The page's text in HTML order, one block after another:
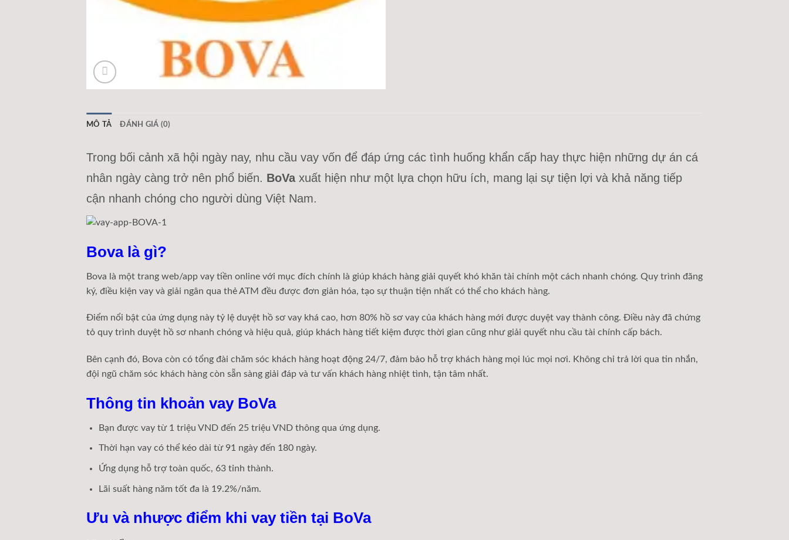
MÔ TẢ ĐÁNH GIÁ (0)
Trong bối cảnh xã hội ngày nay, nhu cầu vay vốn để đáp ứng các tình huống khẩn cấp hay thực hiện những dự án cá
nhân ngày càng trở nên phổ biến. BoVa xuất hiện như một lựa chọn hữu ích, mang lại sự tiện lợi và khả năng tiếp
cận nhanh chóng cho người dùng Việt Nam.
Bova là gì?
Bova là một trang web/app vay tiền online với mục đích chính là giúp khách hàng giải quyết khó khăn tài chính một cách nhanh chóng. Quy trình đăng
ký, điều kiện vay và giải ngân qua thẻ ATM đều được đơn giản hóa, tạo sự thuận tiện nhất có thể cho khách hàng.
Điểm nổi bật của ứng dụng này tỷ lệ duyệt hồ sơ vay khá cao, hơn 80% hồ sơ vay của khách hàng mới được duyệt vay thành công. Điều này đã chứng
tỏ quy trình duyệt hồ sơ nhanh chóng và hiệu quả, giúp khách hàng tiết kiệm được thời gian cũng như giải quyết nhu cầu tài chính cấp bách.
Bên cạnh đó, Bova còn có tổng đài chăm sóc khách hàng hoạt động 24/7, đảm bảo hỗ trợ khách hàng mọi lúc mọi nơi. Không chỉ trả lời qua tin nhắn,
đội ngũ chăm sóc khách hàng còn sẵn sàng giải đáp và tư vấn khách hàng nhiệt tình, tận tâm nhất.
Thông tin khoản vay BoVa
Bạn được vay từ 1 triệu VND đến 25 triệu VND thông qua ứng dụng.
Thời hạn vay có thể kéo dài từ 91 ngày đến 180 ngày.
Ứng dụng hỗ trợ toàn quốc, 63 tỉnh thành.
Lãi suất hàng năm tốt đa là 19.2%/năm.
Ưu và nhược điểm khi vay tiền tại BoVa